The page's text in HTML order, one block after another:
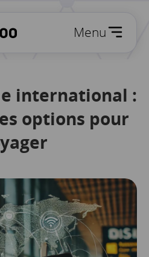
Menu
international :
options pour